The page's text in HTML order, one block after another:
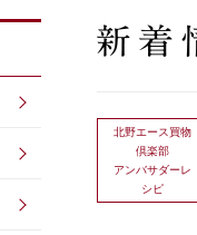
北野エース買物
倶楽部
アンバサダーレ
シピ